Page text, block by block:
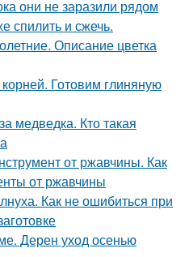
они не заразили рядом
спилить и сжечь.
Описание цветка
Готовим глиняную
медведка. Кто такая
от ржавчины. Как
от ржавчины
Как не ошибиться при
Дерен уход осенью